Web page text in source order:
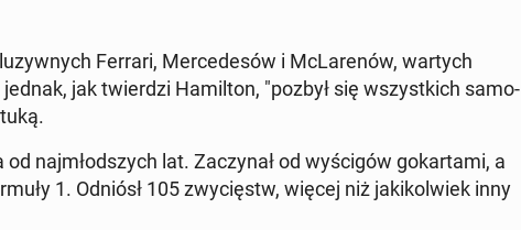
Ferrari, Mer­cedesów i McLarenów, wartych
jak twierdzi Hamil­ton, "pozbył się wszys­t­kich samo­
na­jmłod­szych lat. Za­czy­nał od wyś­cigów gokar­ta­mi, a
1. Odniósł 105 zwycięstw, więcej niż jakikol­wiek inny